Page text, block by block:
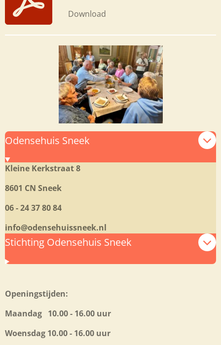
Download
Odensehuis Sneek
Kleine Kerkstraat 8
8601 CN Sneek
06 - 24 37 80 84
info@odensehuissneek.nl
Stichting Odensehuis Sneek
Openingstijden:
Maandag 10.00 - 16.00 uur
Woensdag 10.00 - 16.00 uur